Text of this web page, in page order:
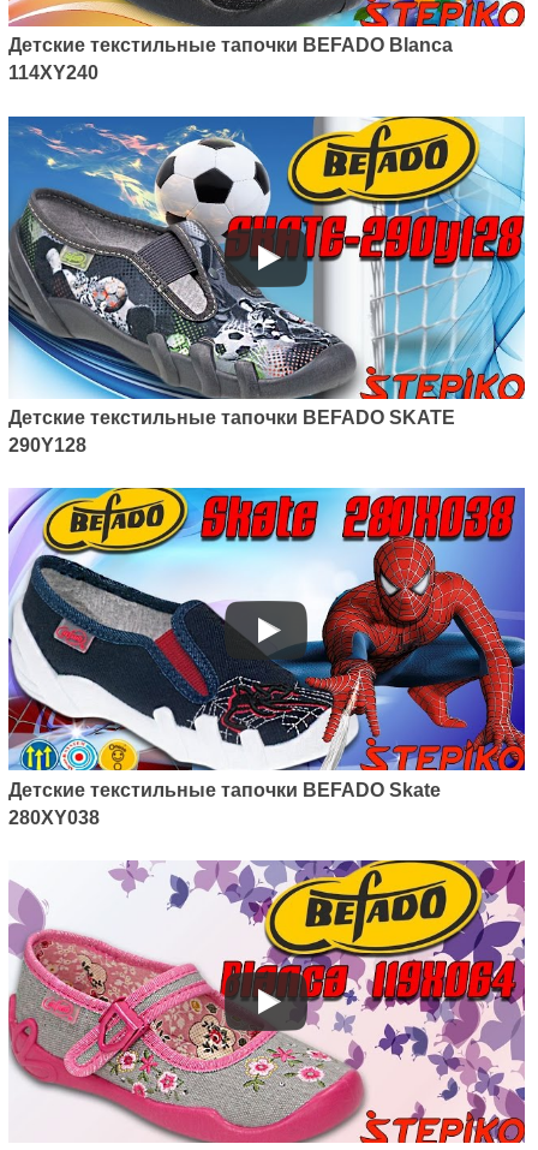
Детские текстильные тапочки BEFADO Blanca
114XY240
Детские текстильные тапочки BEFADO SKATE
290Y128
Детские текстильные тапочки BEFADO Skate
280XY038